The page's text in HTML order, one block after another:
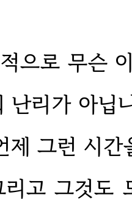
으로 무슨
난리가 아닙
제 그런 시
리고 그것도